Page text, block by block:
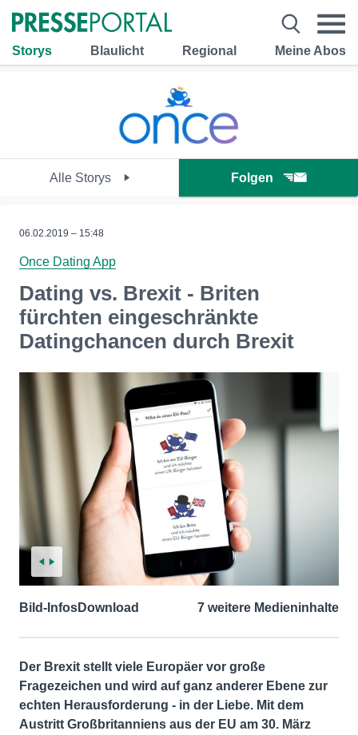
Storys Blaulicht Regional Meine Abos
Alle Storys Folgen
06.02.2019 – 15:48
Once Dating App
Dating vs. Brexit - Briten
fürchten eingeschränkte
Datingchancen durch Brexit
Bild-InfosDownload 7 weitere Medieninhalte
Der Brexit stellt viele Europäer vor große
Fragezeichen und wird auf ganz anderer Ebene zur
echten Herausforderung - in der Liebe. Mit dem
Austritt Großbritanniens aus der EU am 30. März